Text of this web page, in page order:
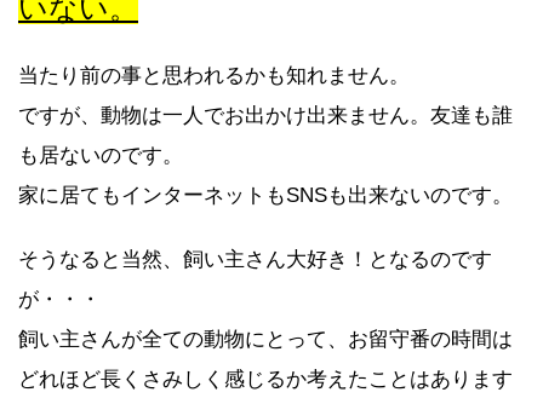
いない。
当たり前の事と思われるかも知れません。
ですが、動物は一人でお出かけ出来ません。友達も誰
も居ないのです。
家に居てもインターネットもSNSも出来ないのです。
そうなると当然、飼い主さん大好き！となるのです
が・・・
飼い主さんが全ての動物にとって、お留守番の時間は
どれほど長くさみしく感じるか考えたことはあります